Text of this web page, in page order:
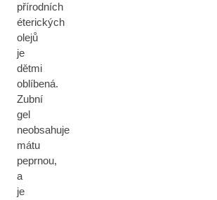
přírodních
éterických
olejů
je
dětmi
oblíbená.
Zubní
gel
neobsahuje
mátu
peprnou,
a
je